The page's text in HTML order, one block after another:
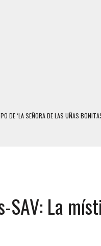
DE MODELO EN MONAGAS: HALLARON
SUICIDIO A UNA ADOLESCENTE DE 13
UN HOMBRE Y SU FAMILIA TRAS LOS
COMERCIAL DE CHACAO
SAV: La